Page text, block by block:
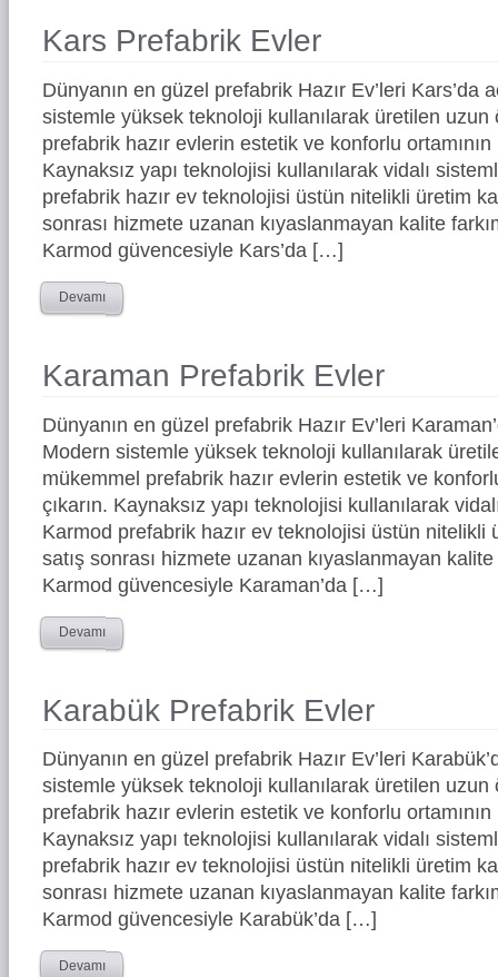
Kars Prefabrik Evler
Dünyanın en güzel prefabrik Hazır Ev’leri
sistemle yüksek teknoloji kullanılarak üretilen
prefabrik hazır evlerin estetik ve konforlu ortamının
Kaynaksız yapı teknolojisi kullanılarak vidalı
prefabrik hazır ev teknolojisi üstün nitelikli üretim
sonrası hizmete uzanan kıyaslanmayan kalite
Karmod güvencesiyle Kars’da […]
Devamı
Karaman Prefabrik Evler
Dünyanın en güzel prefabrik Hazır Ev’leri
Modern sistemle yüksek teknoloji kullanılarak
mükemmel prefabrik hazır evlerin estetik ve
çıkarın. Kaynaksız yapı teknolojisi kullanılarak
Karmod prefabrik hazır ev teknolojisi üstün nitelikli
satış sonrası hizmete uzanan kıyaslanmayan kalite
Karmod güvencesiyle Karaman’da […]
Devamı
Karabük Prefabrik Evler
Dünyanın en güzel prefabrik Hazır Ev’leri
sistemle yüksek teknoloji kullanılarak üretilen
prefabrik hazır evlerin estetik ve konforlu ortamının
Kaynaksız yapı teknolojisi kullanılarak vidalı
prefabrik hazır ev teknolojisi üstün nitelikli üretim
sonrası hizmete uzanan kıyaslanmayan kalite
Karmod güvencesiyle Karabük’da […]
Devamı